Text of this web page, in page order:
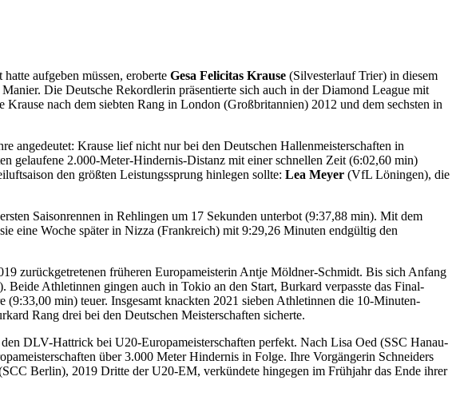
aufgeben müssen, eroberte Gesa Felicitas Krause (Silvesterlauf Trier) in diesem
Die Deutsche Rekordlerin präsentierte sich auch in der Diamond League mit
nach dem siebten Rang in London (Großbritannien) 2012 und dem sechsten in
angedeutet: Krause lief nicht nur bei den Deutschen Hallenmeisterschaften in
gelaufene 2.000-Meter-Hindernis-Distanz mit einer schnellen Zeit (6:02,60 min)
den größten Leistungssprung hinlegen sollte: Lea Meyer (VfL Löningen), die
Saisonrennen in Rehlingen um 17 Sekunden unterbot (9:37,88 min). Mit dem
eine Woche später in Nizza (Frankreich) mit 9:29,26 Minuten endgültig den
zurückgetretenen früheren Europameisterin Antje Möldner-Schmidt. Bis sich Anfang
Athletinnen gingen auch in Tokio an den Start, Burkard verpasste das Final-
min) teuer. Insgesamt knackten 2021 sieben Athletinnen die 10-Minuten-
Rang drei bei den Deutschen Meisterschaften sicherte.
DLV-Hattrick bei U20-Europameisterschaften perfekt. Nach Lisa Oed (SSC Hanau-
über 3.000 Meter Hindernis in Folge. Ihre Vorgängerin Schneiders
Berlin), 2019 Dritte der U20-EM, verkündete hingegen im Frühjahr das Ende ihrer